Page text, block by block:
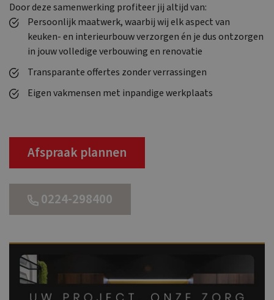
Door deze samenwerking profiteer jij altijd van:
Persoonlijk maatwerk, waarbij wij elk aspect van
keuken- en interieurbouw verzorgen én je dus ontzorgen
in jouw volledige verbouwing en renovatie
Transparante offertes zonder verrassingen
Eigen vakmensen met inpandige werkplaats
Afspraak plannen
0224-298400